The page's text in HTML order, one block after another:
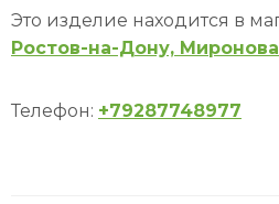
Это изделие находится в
Ростов-на-Дону,
Телефон: +79287748977